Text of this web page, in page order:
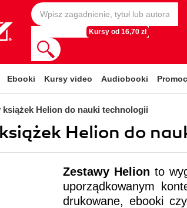
Kursy od 16,70 zł
Ebooki Kursy video Audiobooki
książek Helion do nauki technologii
Helion do
Zestawy Helion to
uporządkowanym
drukowane, ebooki